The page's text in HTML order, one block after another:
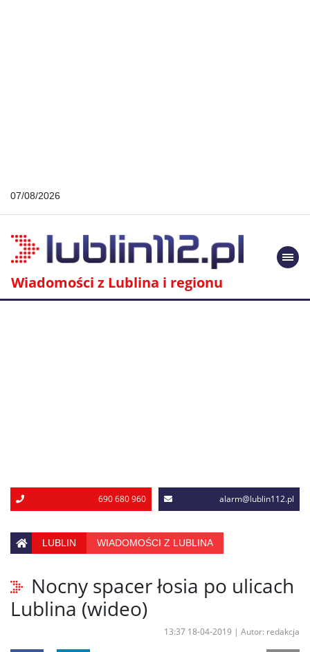
07/08/2026
Wiadomości z Lublina i regionu
690 680 960 alarm@lublin112.pl
LUBLIN WIADOMOŚCI Z LUBLINA
Nocny spacer łosia po ulicach
Lublina (wideo)
13:37 18-04-2019 | Autor: redakcja